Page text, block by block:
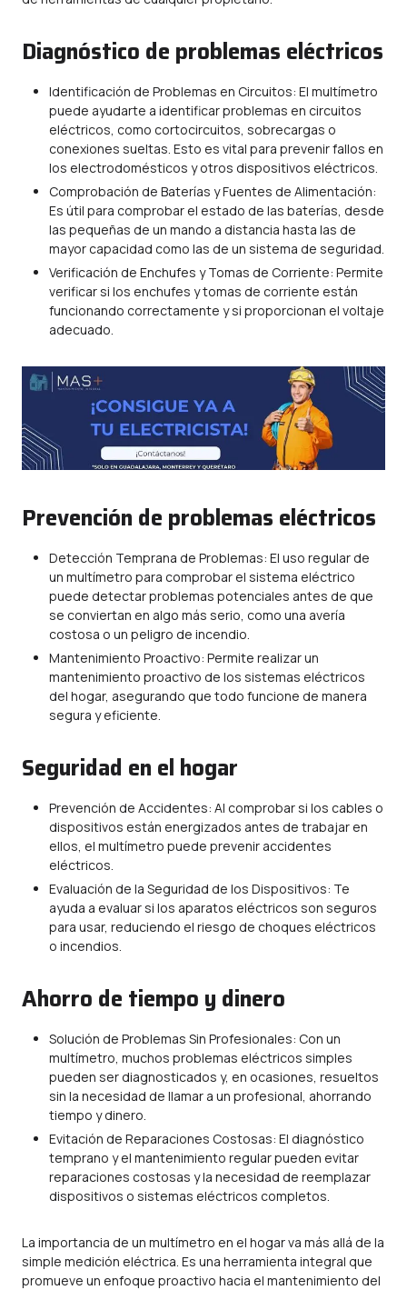
Diagnóstico de problemas eléctricos
Identificación de Problemas en Circuitos: El multímetro
puede ayudarte a identificar problemas en circuitos
eléctricos, como cortocircuitos, sobrecargas o
conexiones sueltas. Esto es vital para prevenir fallos en
los electrodomésticos y otros dispositivos eléctricos.
Comprobación de Baterías y Fuentes de Alimentación:
Es útil para comprobar el estado de las baterías, desde
las pequeñas de un mando a distancia hasta las de
mayor capacidad como las de un sistema de seguridad.
Verificación de Enchufes y Tomas de Corriente: Permite
verificar si los enchufes y tomas de corriente están
funcionando correctamente y si proporcionan el voltaje
adecuado.
Prevención de problemas eléctricos
Detección Temprana de Problemas: El uso regular de
un multímetro para comprobar el sistema eléctrico
puede detectar problemas potenciales antes de que
se conviertan en algo más serio, como una avería
costosa o un peligro de incendio.
Mantenimiento Proactivo: Permite realizar un
mantenimiento proactivo de los sistemas eléctricos
del hogar, asegurando que todo funcione de manera
segura y eficiente.
Seguridad en el hogar
Prevención de Accidentes: Al comprobar si los cables o
dispositivos están energizados antes de trabajar en
ellos, el multímetro puede prevenir accidentes
eléctricos.
Evaluación de la Seguridad de los Dispositivos: Te
ayuda a evaluar si los aparatos eléctricos son seguros
para usar, reduciendo el riesgo de choques eléctricos
o incendios.
Ahorro de tiempo y dinero
Solución de Problemas Sin Profesionales: Con un
multímetro, muchos problemas eléctricos simples
pueden ser diagnosticados y, en ocasiones, resueltos
sin la necesidad de llamar a un profesional, ahorrando
tiempo y dinero.
Evitación de Reparaciones Costosas: El diagnóstico
temprano y el mantenimiento regular pueden evitar
reparaciones costosas y la necesidad de reemplazar
dispositivos o sistemas eléctricos completos.
La importancia de un multímetro en el hogar va más allá de la
simple medición eléctrica. Es una herramienta integral que
promueve un enfoque proactivo hacia el mantenimiento del